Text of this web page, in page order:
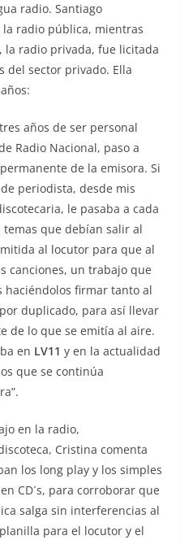
radio. Santiago
radio pública, mientras
la radio privada, fue licitada
del sector privado. Ella
años de ser personal
Radio Nacional, paso a
de la emisora. Si
periodista, desde mis
le pasaba a cada
que debían salir al
al locutor para que al
canciones, un trabajo que
haciéndolos firmar tanto al
duplicado, para así llevar
de lo que se emitía al aire.
en LV11 y en la actualidad
que se continúa
en la radio,
Cristina comenta
los long play y los simples
CD´s, para corroborar que
salga sin interferencias al
para el locutor y el